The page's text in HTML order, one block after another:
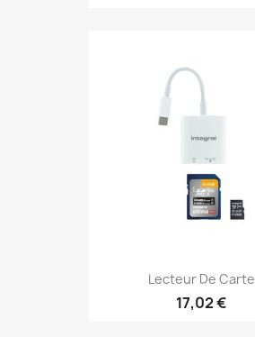
Lecteur De Carte
17,02 €